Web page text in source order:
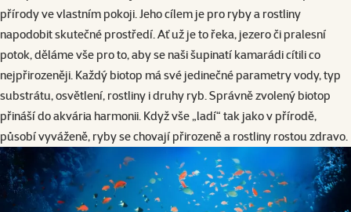
přírody ve vlastním pokoji. Jeho cílem je pro ryby a rostliny
napodobit skutečné prostředí. Ať už je to řeka, jezero či pralesní
potok, děláme vše pro to, aby se naši šupinatí kamarádi cítili co
nejpřirozeněji. Každý biotop má své jedinečné parametry vody, typ
substrátu, osvětlení, rostliny i druhy ryb. Správně zvolený biotop
přináší do akvária harmonii. Když vše „ladí“ tak jako v přírodě,
působí vyváženě, ryby se chovají přirozeně a rostliny rostou zdravo.